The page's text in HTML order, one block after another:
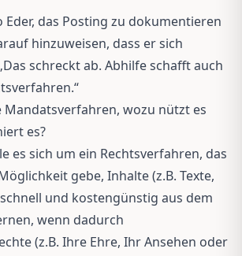
Eder, das Posting zu dokumentieren
hinzuweisen, dass er sich
schreckt ab. Abhilfe schafft auch
Mandatsverfahren, wozu nützt es
es?
es sich um ein Rechtsverfahren, das
gebe, Inhalte (z.B. Texte,
und kostengünstig aus dem
wenn dadurch
(z.B. Ihre Ehre, Ihr Ansehen oder